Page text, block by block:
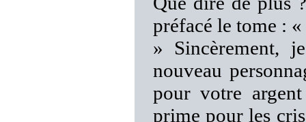
préfacé le tome :
» Sincèrement,
nouveau
pour votre
prime pour les